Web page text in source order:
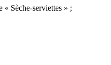
« Sèche-serviettes » ;